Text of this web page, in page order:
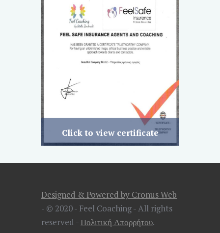
Click to view certificate
Designed & Powered by Cronus Web
- © 2020 - Feel Coaching - All rights
reserved - Πολιτική Απορρήτου.